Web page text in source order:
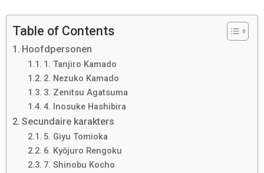
Table of Contents
Hoofdpersonen
1. Tanjiro Kamado
2. Nezuko Kamado
3. Zenitsu Agatsuma
4. Inosuke Hashibira
Secundaire karakters
5. Giyu Tomioka
6. Kyōjuro Rengoku
7. Shinobu Kocho